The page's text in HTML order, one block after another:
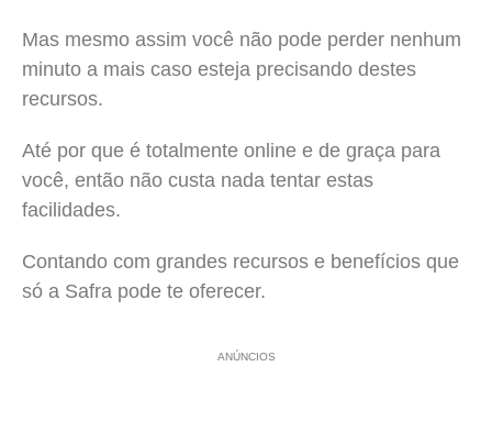
Mas mesmo assim você não pode perder nenhum
minuto a mais caso esteja precisando destes
recursos.
Até por que é totalmente online e de graça para
você, então não custa nada tentar estas
facilidades.
Contando com grandes recursos e benefícios que
só a Safra pode te oferecer.
ANÚNCIOS